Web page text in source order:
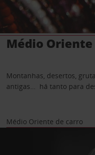
Médio Oriente
Montanhas, desertos,
antigas… há tanto para
Médio Oriente de carro